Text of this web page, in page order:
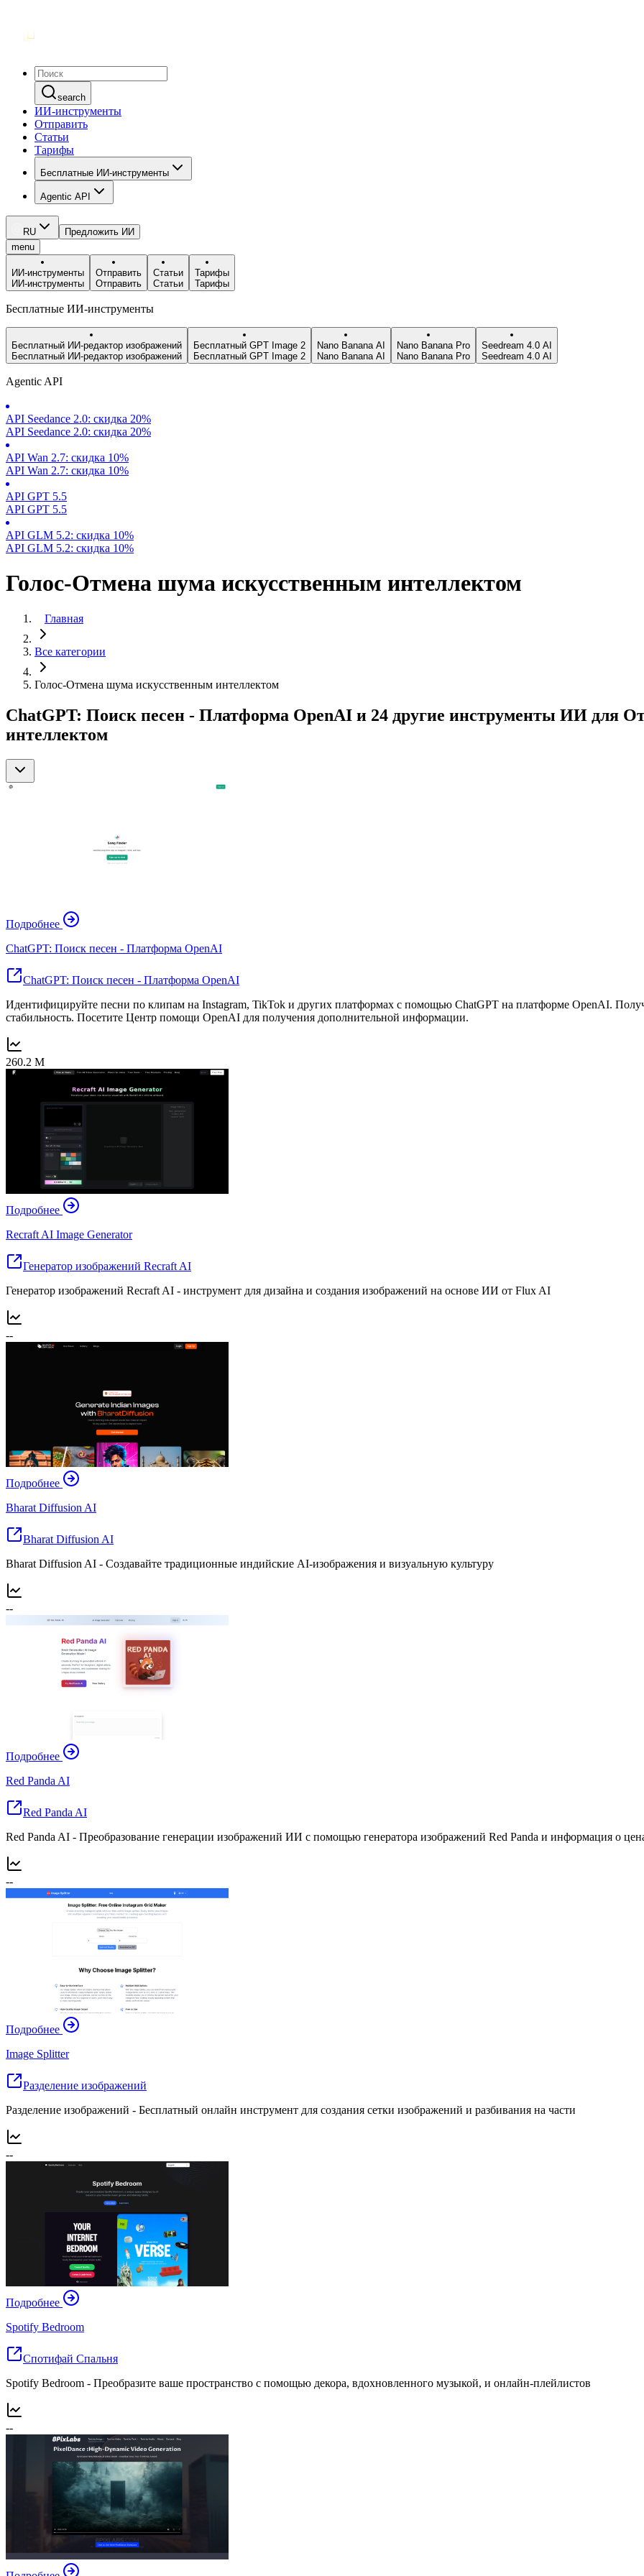
search
ИИ-инструменты
Отправить
Статьи
Тарифы
Бесплатные ИИ-инструменты
Agentic API
RU
Предложить ИИ
menu
ИИ-инструменты
ИИ-инструменты
Отправить
Отправить
Статьи
Статьи
Тарифы
Тарифы
Бесплатные ИИ-инструменты
Бесплатный ИИ-редактор изображений
Бесплатный ИИ-редактор изображений
Бесплатный GPT Image 2
Бесплатный GPT Image 2
Nano Banana AI
Nano Banana AI
Nano Banana Pro
Nano Banana Pro
Seedream 4.0 AI
Seedream 4.0 AI
Agentic API
API Seedance 2.0: скидка 20%
API Seedance 2.0: скидка 20%
API Wan 2.7: скидка 10%
API Wan 2.7: скидка 10%
API GPT 5.5
API GPT 5.5
API GLM 5.2: скидка 10%
API GLM 5.2: скидка 10%
Голос-Отмена шума искусственным интеллектом
Главная
Все категории
Голос-Отмена шума искусственным интеллектом
ChatGPT: Поиск песен - Платформа OpenAI и 24 другие инструменты ИИ для
интеллектом
Подробнее
ChatGPT: Поиск песен - Платформа OpenAI
ChatGPT: Поиск песен - Платформа OpenAI
Идентифицируйте песни по клипам на Instagram, TikTok и других платформах с помощью ChatGPT на платформе OpenAI.
стабильность. Посетите Центр помощи OpenAI для получения дополнительной информации.
260.2 M
Подробнее
Recraft AI Image Generator
Генератор изображений Recraft AI
Генератор изображений Recraft AI - инструмент для дизайна и создания изображений на основе ИИ от Flux AI
--
Подробнее
Bharat Diffusion AI
Bharat Diffusion AI
Bharat Diffusion AI - Создавайте традиционные индийские AI-изображения и визуальную культуру
--
Подробнее
Red Panda AI
Red Panda AI
Red Panda AI - Преобразование генерации изображений ИИ с помощью генератора изображений Red Panda и информация о
--
Подробнее
Image Splitter
Разделение изображений
Разделение изображений - Бесплатный онлайн инструмент для создания сетки изображений и разбивания на части
--
Подробнее
Spotify Bedroom
Спотифай Спальня
Spotify Bedroom - Преобразите ваше пространство с помощью декора, вдохновленного музыкой, и онлайн-плейлистов
--